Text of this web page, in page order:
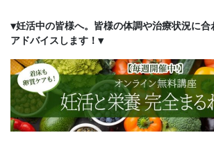
▼妊活中の皆様へ。皆様の体調や治療状況に
アドバイスします！▼